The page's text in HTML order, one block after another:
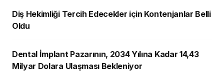
Diş Hekimliği Tercih Edecekler için Kontenjanlar Belli
Oldu
Dental İmplant Pazarının, 2034 Yılına Kadar 14,43
Milyar Dolara Ulaşması Bekleniyor